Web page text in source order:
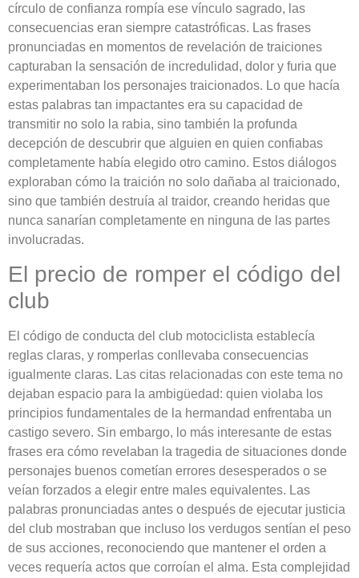
círculo de confianza rompía ese vínculo sagrado, las
consecuencias eran siempre catastróficas. Las frases
pronunciadas en momentos de revelación de traiciones
capturaban la sensación de incredulidad, dolor y furia que
experimentaban los personajes traicionados. Lo que hacía
estas palabras tan impactantes era su capacidad de
transmitir no solo la rabia, sino también la profunda
decepción de descubrir que alguien en quien confiabas
completamente había elegido otro camino. Estos diálogos
exploraban cómo la traición no solo dañaba al traicionado,
sino que también destruía al traidor, creando heridas que
nunca sanarían completamente en ninguna de las partes
involucradas.
El precio de romper el código del
club
El código de conducta del club motociclista establecía
reglas claras, y romperlas conllevaba consecuencias
igualmente claras. Las citas relacionadas con este tema no
dejaban espacio para la ambigüedad: quien violaba los
principios fundamentales de la hermandad enfrentaba un
castigo severo. Sin embargo, lo más interesante de estas
frases era cómo revelaban la tragedia de situaciones donde
personajes buenos cometían errores desesperados o se
veían forzados a elegir entre males equivalentes. Las
palabras pronunciadas antes o después de ejecutar justicia
del club mostraban que incluso los verdugos sentían el peso
de sus acciones, reconociendo que mantener el orden a
veces requería actos que corroían el alma. Esta complejidad